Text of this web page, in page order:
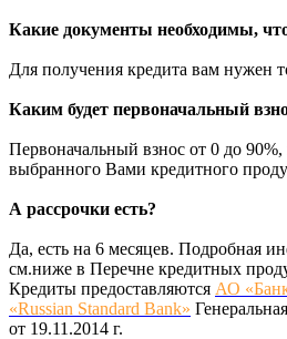
Какие документы необходимы,
Для получения кредита вам нужен
Каким будет первоначальный
Первоначальный взнос от 0 до 90%,
выбранного Вами кредитного
А рассрочки есть?
Да, есть на 6 месяцев. Подробная
см.ниже в Перечне кредитных
Кредиты предоставляются АО
«Russian Standard Bank»
от 19.11.2014 г.